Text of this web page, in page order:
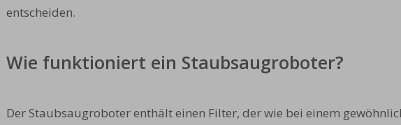
entscheiden.
Wie funktioniert ein Staubsaugroboter?
Der Staubsaugroboter enthält einen Filter, der wie bei einem